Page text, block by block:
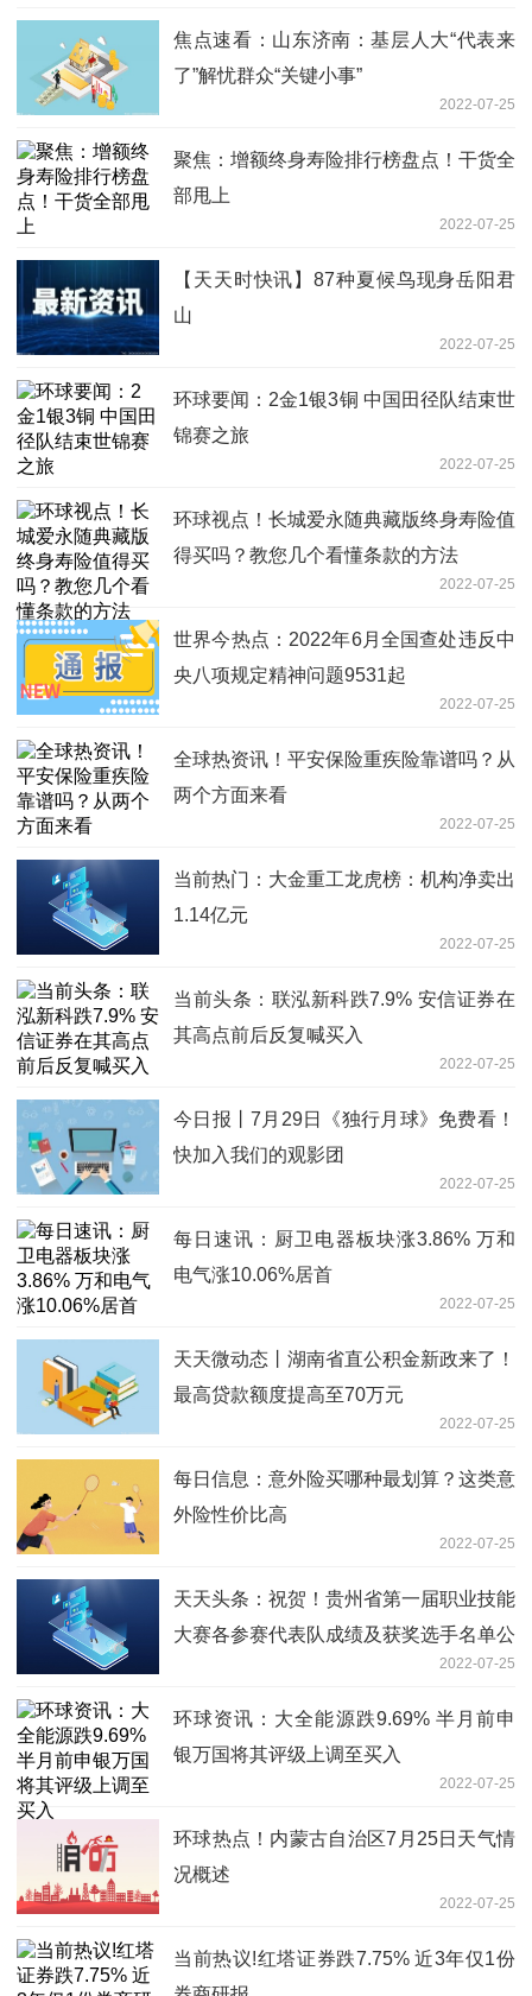
焦点速看：山东济南：基层人大“代表来
了”解忧群众“关键小事”
2022-07-25
聚焦：增额终身寿险排行榜盘点！干货全
部甩上
2022-07-25
【天天时快讯】87种夏候鸟现身岳阳君
山
2022-07-25
环球要闻：2金1银3铜 中国田径队结束世
锦赛之旅
2022-07-25
环球视点！长城爱永随典藏版终身寿险值
得买吗？教您几个看懂条款的方法
2022-07-25
世界今热点：2022年6月全国查处违反中
央八项规定精神问题9531起
2022-07-25
全球热资讯！平安保险重疾险靠谱吗？从
两个方面来看
2022-07-25
当前热门：大金重工龙虎榜：机构净卖出
1.14亿元
2022-07-25
当前头条：联泓新科跌7.9% 安信证券在
其高点前后反复喊买入
2022-07-25
今日报丨7月29日《独行月球》免费看！
快加入我们的观影团
2022-07-25
每日速讯：厨卫电器板块涨3.86% 万和
电气涨10.06%居首
2022-07-25
天天微动态丨湖南省直公积金新政来了！
最高贷款额度提高至70万元
2022-07-25
每日信息：意外险买哪种最划算？这类意
外险性价比高
2022-07-25
天天头条：祝贺！贵州省第一届职业技能
大赛各参赛代表队成绩及获奖选手名单公
2022-07-25
环球资讯：大全能源跌9.69% 半月前申
银万国将其评级上调至买入
2022-07-25
环球热点！内蒙古自治区7月25日天气情
况概述
2022-07-25
当前热议!红塔证券跌7.75% 近3年仅1份